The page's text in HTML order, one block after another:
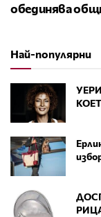
обединява
Най-популярни